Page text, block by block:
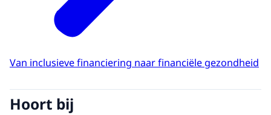
Van inclusieve financiering naar financiële gezondheid
Hoort bij